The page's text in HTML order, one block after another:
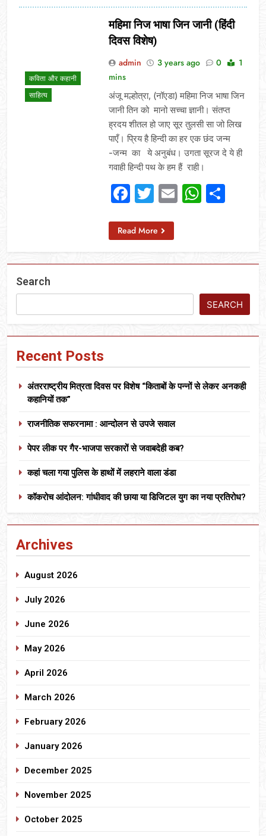
कविता और कहानी
साहित्य
महिमा निज भाषा जिन जानी (हिंदी
दिवस विशेष)
admin 3 years ago 0
1
mins
अंजू मल्होत्रा, (नॉएडा) महिमा निज भाषा जिन
जानी तिन को मानो सच्चा ज्ञानी। संतप्त
ह्रदय शीतल हो जाए सूर तुलसी सा जो लिख
पाएँ। प्रिय है हिन्दी का हर एक छंद जन्म
-जन्म का ये अनुबंध। उगता सूरज दे ये ही
गवाही हिन्दी पथ के हम हैं राही।
Facebook
Twitter
Email
Read More
Search
SEARCH
Recent Posts
अंतरराष्ट्रीय मित्रता दिवस पर विशेष “किताबों के पन्नों से लेकर अनकही
कहानियों तक”
राजनीतिक सफरनामा : आन्दोलन से उपजे सवाल
पेपर लीक पर गैर-भाजपा सरकारों से जवाबदेही कब?
कहां चला गया पुलिस के हाथों में लहराने वाला डंडा
कॉकरोच आंदोलन: गांधीवाद की छाया या डिजिटल युग का नया प्रतिरोध?
Archives
August 2026
July 2026
June 2026
May 2026
April 2026
March 2026
February 2026
January 2026
December 2025
November 2025
October 2025